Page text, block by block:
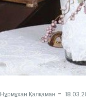
Нұрмұхан Қалқаман